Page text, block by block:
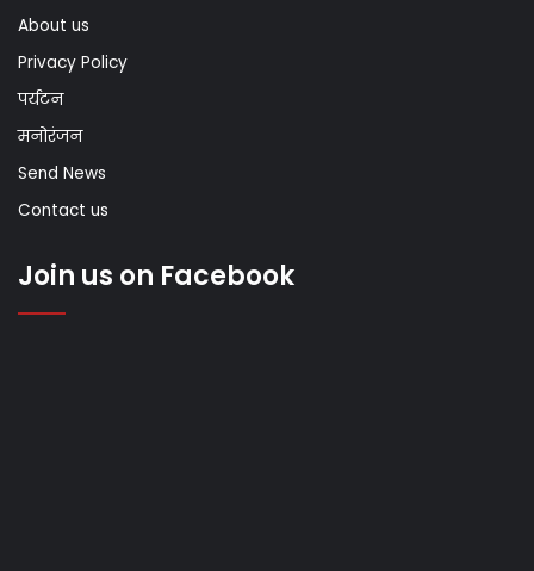
About us
Privacy Policy
पर्यटन
मनोरंजन
Send News
Contact us
Join us on Facebook